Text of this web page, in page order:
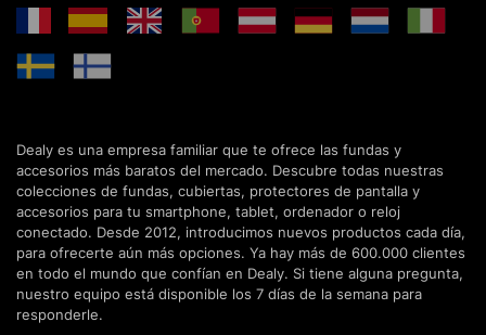
Dealy es una empresa familiar que te ofrece las fundas y
accesorios más baratos del mercado. Descubre todas nuestras
colecciones de fundas, cubiertas, protectores de pantalla y
accesorios para tu smartphone, tablet, ordenador o reloj
conectado. Desde 2012, introducimos nuevos productos cada día,
para ofrecerte aún más opciones. Ya hay más de 600.000 clientes
en todo el mundo que confían en Dealy. Si tiene alguna pregunta,
nuestro equipo está disponible los 7 días de la semana para
responderle.